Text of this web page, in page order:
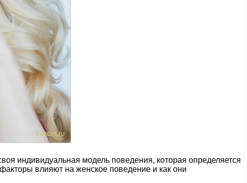
индивидуальная модель поведения, которая определяется
влияют на женское поведение и как они